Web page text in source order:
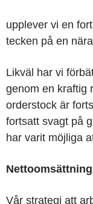
upplever vi en
tecken på en
Likväl har vi
genom en kraftig
orderstock är
fortsatt svagt på
har varit möjliga
Vår strategi att